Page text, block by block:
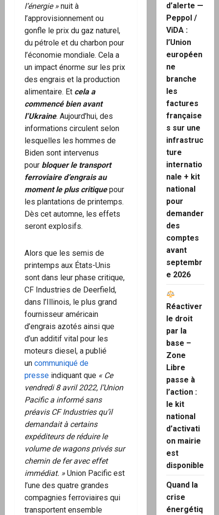
l’énergie » nuit à
l’approvisionnement ou
gonfle le prix du gaz naturel,
du pétrole et du charbon pour
l’économie mondiale. Cela a
un impact énorme sur les prix
des engrais et la production
alimentaire. Et cela a
commencé bien avant
l’Ukraine. Aujourd’hui, des
informations circulent selon
lesquelles les hommes de
Biden sont intervenus
pour bloquer le transport
ferroviaire d’engrais au
moment le plus critiquepour
les plantations de printemps.
Dès cet automne, les effets
seront explosifs.
Alors que les semis de
printemps aux États-Unis
sont dans leur phase critique,
CF Industries de Deerfield,
dans l’Illinois, le plus grand
fournisseur américain
d’engrais azotés ainsi que
d’un additif vital pour les
moteurs diesel, a publié
un communiqué de
presse indiquant que « Ce
vendredi 8 avril 2022, l’Union
Pacific a informé sans
préavis CF Industries qu’il
demandait à certains
expéditeurs de réduire le
volume de wagons privés sur
chemin de fer avec effet
immédiat. » Union Pacific est
l’une des quatre grandes
compagnies ferroviaires qui
transportent ensemble
d’alerte —
Peppol /
ViDA :
l’Union
européen
ne
branche
les
factures
française
s sur une
infrastruc
ture
internatio
nale + kit
national
pour
demander
des
comptes
avant
septembr
e 2026
Réactiver
le droit
par la
base –
Zone
Libre
passe à
l’action :
le kit
national
d’activati
on mairie
est
disponible
Quand la
crise
énergétiq